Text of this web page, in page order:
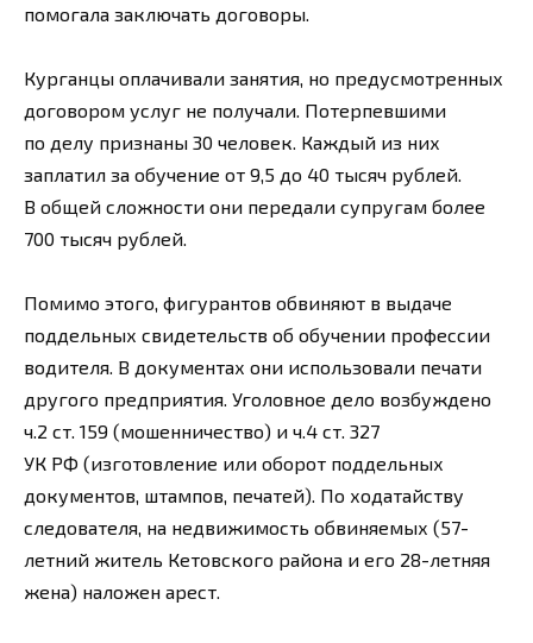
помогала заключать договоры.
Курганцы оплачивали занятия, но предусмотренных
договором услуг не получали. Потерпевшими
по делу признаны 30 человек. Каждый из них
заплатил за обучение от 9,5 до 40 тысяч рублей.
В общей сложности они передали супругам более
700 тысяч рублей.
Помимо этого, фигурантов обвиняют в выдаче
поддельных свидетельств об обучении профессии
водителя. В документах они использовали печати
другого предприятия. Уголовное дело возбуждено
ч.2 ст. 159 (мошенничество) и ч.4 ст. 327
УК РФ (изготовление или оборот поддельных
документов, штампов, печатей). По ходатайству
следователя, на недвижимость обвиняемых (57-
летний житель Кетовского района и его 28-летняя
жена) наложен арест.